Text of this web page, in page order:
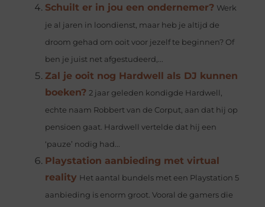
Schuilt er in jou een ondernemer? Werk
je al jaren in loondienst, maar heb je altijd de
droom gehad om ooit voor jezelf te beginnen? Of
ben je juist net afgestudeerd,...
Zal je ooit nog Hardwell als DJ kunnen
boeken? 2 jaar geleden kondigde Hardwell,
echte naam Robbert van de Corput, aan dat hij op
pensioen gaat. Hardwell vertelde dat hij een
‘pauze’ nodig had...
Playstation aanbieding met virtual
reality Het aantal bundels met een Playstation 5
aanbieding is enorm groot. Vooral de gamers die